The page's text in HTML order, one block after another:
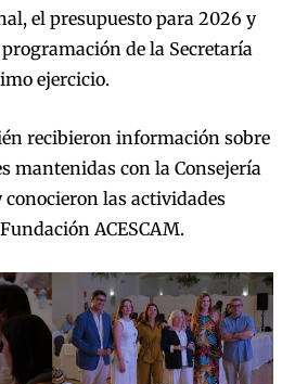
el presupuesto para 2026 y
de la Secretaría
ejercicio.
recibieron información sobre
mantenidas con la Consejería
conocieron las actividades
ACESCAM.